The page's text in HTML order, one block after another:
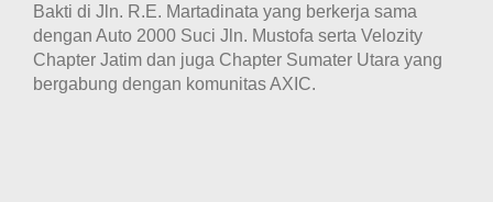
Bakti di Jln. R.E. Martadinata yang berkerja sama
dengan Auto 2000 Suci Jln. Mustofa serta Velozity
Chapter Jatim dan juga Chapter Sumater Utara yang
bergabung dengan komunitas AXIC.